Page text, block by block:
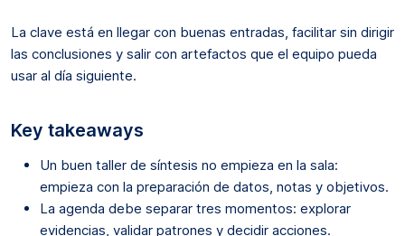
La clave está en llegar con buenas entradas, facilitar sin dirigir
las conclusiones y salir con artefactos que el equipo pueda
usar al día siguiente.
Key takeaways
Un buen taller de síntesis no empieza en la sala:
empieza con la preparación de datos, notas y objetivos.
La agenda debe separar tres momentos: explorar
evidencias, validar patrones y decidir acciones.